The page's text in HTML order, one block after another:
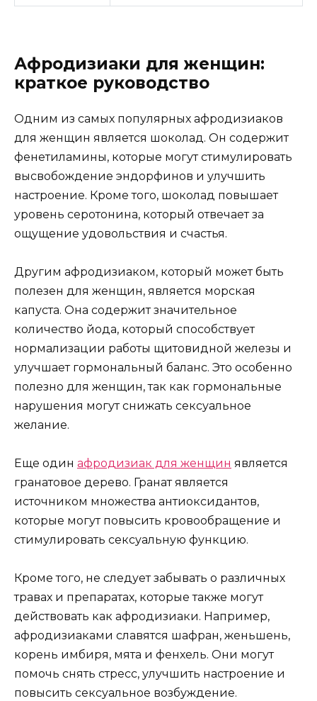
Афродизиаки для женщин:
краткое руководство
Одним из самых популярных афродизиаков
для женщин является шоколад. Он содержит
фенетиламины, которые могут стимулировать
высвобождение эндорфинов и улучшить
настроение. Кроме того, шоколад повышает
уровень серотонина, который отвечает за
ощущение удовольствия и счастья.
Другим афродизиаком, который может быть
полезен для женщин, является морская
капуста. Она содержит значительное
количество йода, который способствует
нормализации работы щитовидной железы и
улучшает гормональный баланс. Это особенно
полезно для женщин, так как гормональные
нарушения могут снижать сексуальное
желание.
Еще один афродизиак для женщин является
гранатовое дерево. Гранат является
источником множества антиоксидантов,
которые могут повысить кровообращение и
стимулировать сексуальную функцию.
Кроме того, не следует забывать о различных
травах и препаратах, которые также могут
действовать как афродизиаки. Например,
афродизиаками славятся шафран, женьшень,
корень имбиря, мята и фенхель. Они могут
помочь снять стресс, улучшить настроение и
повысить сексуальное возбуждение.